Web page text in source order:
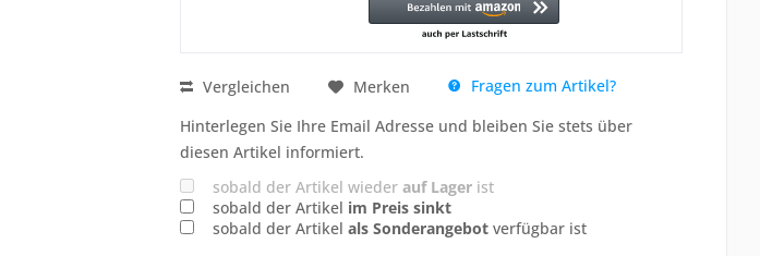
Vergleichen Merken
Fragen zum Artikel?
Hinterlegen Sie Ihre Email Adresse und bleiben Sie stets über
diesen Artikel informiert.
sobald der Artikel wieder auf Lagerist
sobald der Artikel im Preis sinkt
sobald der Artikel als Sonderangebotverfügbar ist